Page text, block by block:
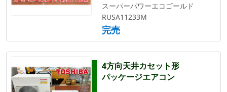
スーパーパワーエコゴールド
RUSA11233M
完売
4方向天井カセット形
パッケージエアコン